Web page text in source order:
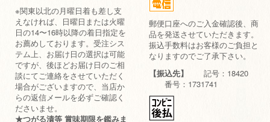
※関東以北の月曜日着も差し支
えなければ、日曜日または火曜
日の14〜16時以降の着日指定を
お薦めしております。受注シス
テム上、お届け日の選択は可能
ですが、後ほどお届け日のご相
談にてご連絡をさせていただく
場合がございますので、当店か
らの返信メールを必ずご確認く
ださいませ。
★つがる漬等 賞味期限を鑑みま
郵便口座へのご入金確認後、商
品を発送させていただきます。
振込手数料はお客様のご負担と
なりますのでご了承下さい。
【振込先】
記号：18420
番号：1731741